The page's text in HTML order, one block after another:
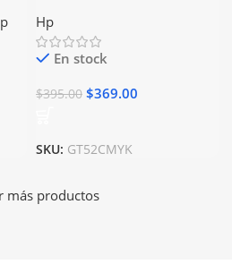
Hp
En stock
$395.00 $369.00
SKU: GT52CMYK
más productos